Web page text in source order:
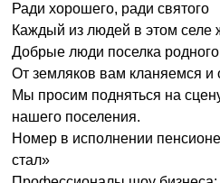
Ради хорошего, ради святого
Каждый из людей в этом селе
Добрые люди поселка
От земляков вам кланяемся и
Мы просим подняться на
нашего поселения.
Номер в исполнении
стал»